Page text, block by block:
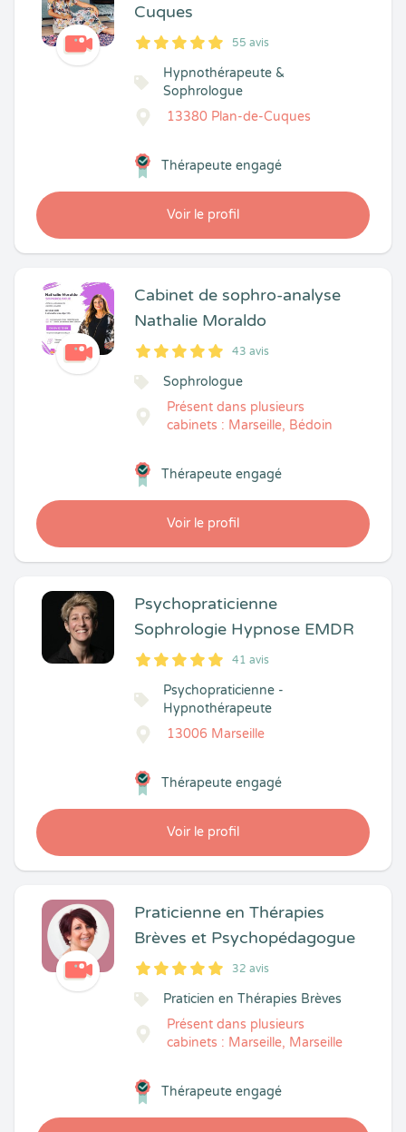
Cuques
5
1
5
55 55 avis
Hypnothérapeute &
Sophrologue
13380 Plan-de-Cuques
Voir le profil
Thérapeute engagé
Cabinet de sophro-analyse
Nathalie Moraldo
5
1
5
43 43 avis
Sophrologue
Présent dans plusieurs
cabinets : Marseille, Bédoin
Voir le profil
Thérapeute engagé
Psychopraticienne
Sophrologie Hypnose EMDR
5
1
5
41 41 avis
Psychopraticienne -
Hypnothérapeute
13006 Marseille
Voir le profil
Thérapeute engagé
Praticienne en Thérapies
Brèves et Psychopédagogue
5
1
5
32 32 avis
Praticien en Thérapies Brèves
Présent dans plusieurs
cabinets : Marseille, Marseille
Thérapeute engagé